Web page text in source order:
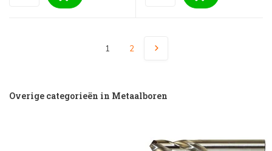
1 2
Overige categorieën in Metaalboren